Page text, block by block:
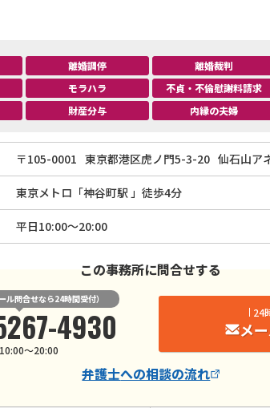
離婚調停 離婚裁判
モラハラ 不貞・不倫慰謝料請求
財産分与 内縁の夫婦
〒105-0001 東京都港区虎ノ門5-3-20 仙石山ア
東京メトロ「神谷町駅 」徒歩4分
平日10:00～20:00
この事務所に問合せする
ル問合せなら24時間受付）
4930
～20:00
24
メ
弁護士への相談の流れ